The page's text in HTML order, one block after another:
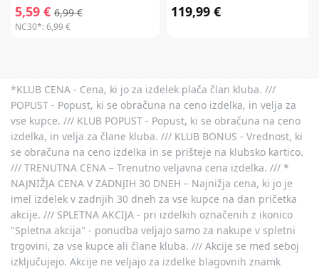
5,59 € 6,99 €
NC30*:6,99 €
119,99 €
*KLUB CENA - Cena, ki jo za izdelek plača član kluba. ///
POPUST - Popust, ki se obračuna na ceno izdelka, in velja za
vse kupce. /// KLUB POPUST - Popust, ki se obračuna na ceno
izdelka, in velja za člane kluba. /// KLUB BONUS - Vrednost, ki
se obračuna na ceno izdelka in se prišteje na klubsko kartico.
/// TRENUTNA CENA – Trenutno veljavna cena izdelka. /// *
NAJNIŽJA CENA V ZADNJIH 30 DNEH – Najnižja cena, ki jo je
imel izdelek v zadnjih 30 dneh za vse kupce na dan pričetka
akcije. /// SPLETNA AKCIJA - pri izdelkih označenih z ikonico
"Spletna akcija" - ponudba veljajo samo za nakupe v spletni
trgovini, za vse kupce ali člane kluba. /// Akcije se med seboj
izključujejo. Akcije ne veljajo za izdelke blagovnih znamk